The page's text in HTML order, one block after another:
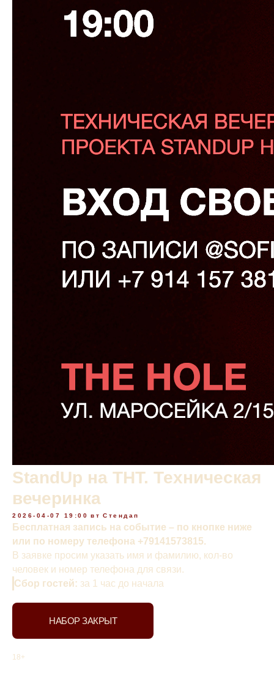
StandUp на ТНТ. Техническая
вечеринка
2026-04-07 19:00 вт Стендап
Бесплатная запись на событие – по кнопке ниже
или по номеру телефона +79141573815.
В заявке просим указать имя и фамилию, кол-во
человек и номер телефона для связи.
Сбор гостей: за 1 час до начала
НАБОР ЗАКРЫТ
18+